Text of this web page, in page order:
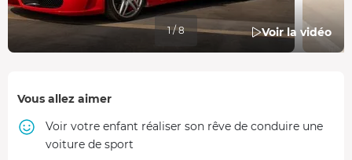
Voir la vidéo
1 / 8
Vous allez aimer
Voir votre enfant réaliser son rêve de conduire une
voiture de sport